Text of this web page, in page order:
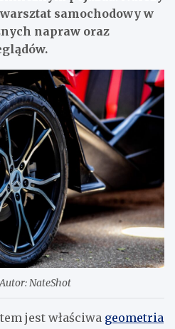
samochodowy w
napraw oraz
NateShot
jest właściwa geometria